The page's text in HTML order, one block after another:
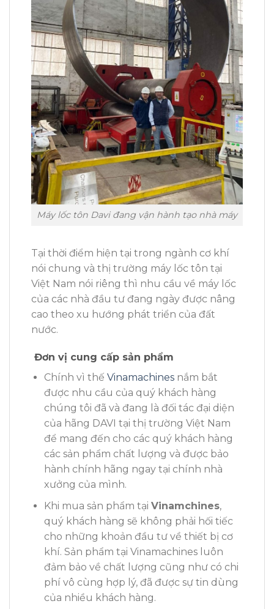
Máy lốc tôn Davi đang vận hành tạo nhà máy
Tại thời điểm hiện tại trong ngành cơ khí
nói chung và thị trường máy lốc tôn tại
Việt Nam nói riêng thì nhu cầu về máy lốc
của các nhà đầu tư đang ngày được nâng
cao theo xu hướng phát triển của đất
nước.
Đơn vị cung cấp sản phẩm
Chính vì thế Vinamachinesnắm bắt
được nhu cầu của quý khách hàng
chúng tôi đã và đang là đối tác đại diện
của hãng DAVI tại thị trường Việt Nam
để mang đến cho các quý khách hàng
các sản phẩm chất lượng và được bảo
hành chính hãng ngay tại chính nhà
xưởng của mình.
Khi mua sản phẩm tại Vinamchines,
quý khách hàng sẽ không phải hối tiếc
cho những khoản đầu tư về thiết bị cơ
khí. Sản phẩm tại Vinamachines luôn
đảm bảo về chất lượng cũng như có chi
phí vô cùng hợp lý, đã được sự tin dùng
của nhiều khách hàng.